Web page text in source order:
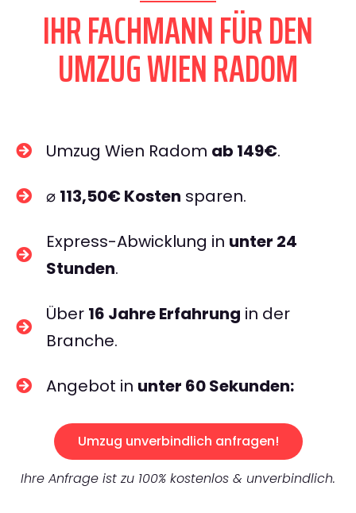
IHR FACHMANN FÜR DEN
UMZUG WIEN RADOM
Umzug Wien Radom ab 149€.
⌀ 113,50€ Kosten sparen.
Express-Abwicklung in unter 24
Stunden.
Über 16 Jahre Erfahrung in der
Branche.
Angebot in unter 60 Sekunden:
Umzug unverbindlich anfragen!
Ihre Anfrage ist zu 100% kostenlos & unverbindlich.